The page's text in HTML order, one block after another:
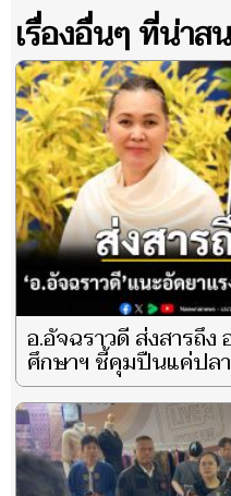
เรื่องอื่นๆ ที่น่าส
อ.อัจฉราวดี ส่งสารถึ
ศึกษาฯ ชี้คุมปืนแค่ปล